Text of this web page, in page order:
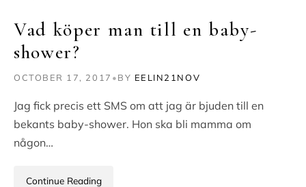
Vad köper man till en baby-
shower?
OCTOBER 17, 2017 •BY EELIN21NOV
Jag fick precis ett SMS om att jag är bjuden till en
bekants baby-shower. Hon ska bli mamma om
någon…
Continue Reading